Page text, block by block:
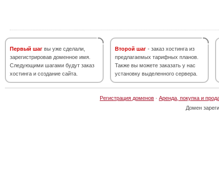
Первый шаг вы уже сделали,
зарегистрировав доменное имя.
Следующими шагами будут заказ
хостинга и создание сайта.
Второй шаг - заказ хостинга из
предлагаемых тарифных планов.
Также вы можете заказать у нас
установку выделенного сервера.
Регистрация доменов · Аренда, покупка и
Домен